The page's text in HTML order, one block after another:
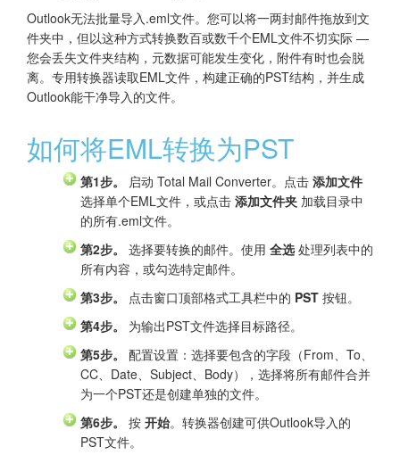
Outlook无法批量导入.eml文件。您可以将一两封邮件拖放到文
件夹中，但以这种方式转换数百或数千个EML文件不切实际 —
您会丢失文件夹结构，元数据可能发生变化，附件有时也会脱
离。专用转换器读取EML文件，构建正确的PST结构，并生成
Outlook能干净导入的文件。
如何将EML转换为PST
第1步。 启动 Total Mail Converter。点击 添加文件
选择单个EML文件，或点击 添加文件夹 加载目录中
的所有.eml文件。
第2步。
选择要转换的邮件。使用 全选处理列表中的
所有内容，或勾选特定邮件。
第3步。
点击窗口顶部格式工具栏中的 PST 按钮。
第4步。
为输出PST文件选择目标路径。
第5步。
配置设置：选择要包含的字段（From、To、
CC、Date、Subject、Body），选择将所有邮件合并
为一个PST还是创建单独的文件。
第6步。
按 开始。转换器创建可供Outlook导入的
PST文件。